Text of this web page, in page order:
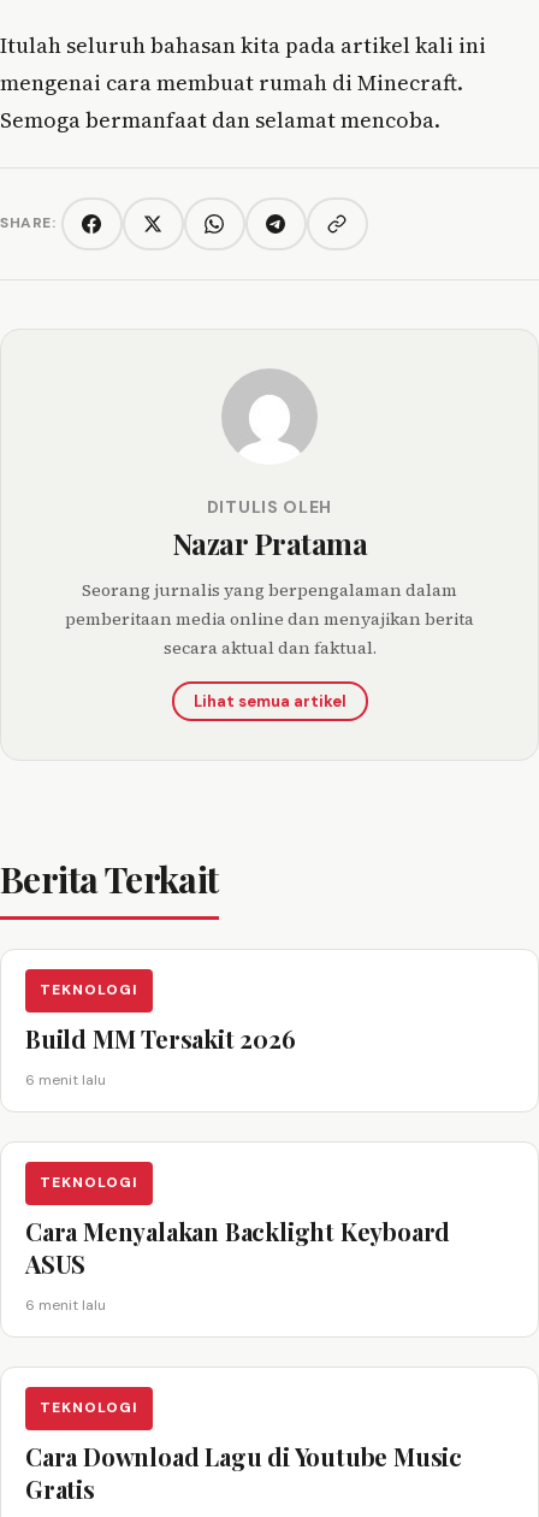
Itulah seluruh bahasan kita pada artikel kali ini
mengenai cara membuat rumah di Minecraft.
Semoga bermanfaat dan selamat mencoba.
SHARE: FacebookTwitter/XWhatsAppTelegramCopy link
DITULIS OLEH
Nazar Pratama
Seorang jurnalis yang berpengalaman dalam
pemberitaan media online dan menyajikan berita
secara aktual dan faktual.
Lihat semua artikel
Berita Terkait
TEKNOLOGI
Build MM Tersakit 2026
6 menit lalu
TEKNOLOGI
Cara Menyalakan Backlight Keyboard
ASUS
6 menit lalu
TEKNOLOGI
Cara Download Lagu di Youtube Music
Gratis